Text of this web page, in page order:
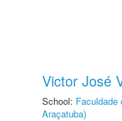
Victor José
School: Faculdade
Araçatuba)